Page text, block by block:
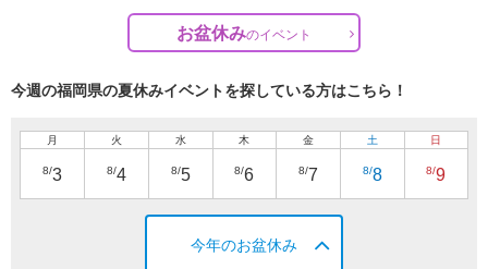
お盆休みのイベント
今週の福岡県の夏休みイベントを探している方はこちら！
月
8/3
火
8/4
水
8/5
木
8/6
金
8/7
土
8/8
日
8/9
今年のお盆休み